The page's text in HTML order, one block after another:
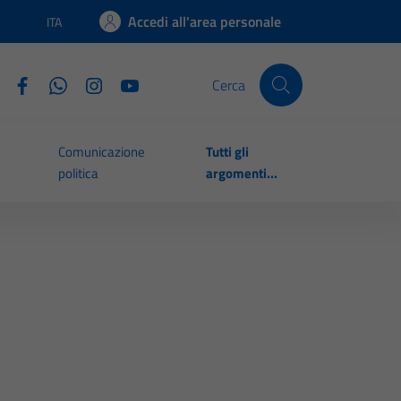
Lingua attiva:
ITA Accedi all'area personale
Cerca
Comunicazione
politica
Tutti gli
argomenti...